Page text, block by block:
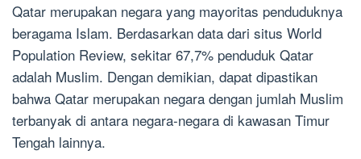
Qatar merupakan negara yang mayoritas penduduknya
beragama Islam. Berdasarkan data dari situs World
Population Review, sekitar 67,7% penduduk Qatar
adalah Muslim. Dengan demikian, dapat dipastikan
bahwa Qatar merupakan negara dengan jumlah Muslim
terbanyak di antara negara-negara di kawasan Timur
Tengah lainnya.